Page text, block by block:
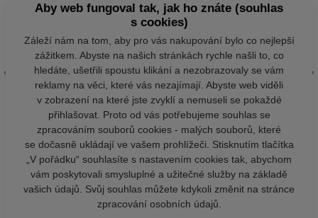
Aby web fungoval tak, jak ho znáte (souhlas
s cookies)
Záleží nám na tom, aby pro vás nakupování bylo co nejlepší
zážitkem. Abyste na našich stránkách rychle našli to, co
hledáte, ušetřili spoustu klikání a nezobrazovaly se vám
reklamy na věci, které vás nezajímají. Abyste web viděli
v zobrazení na které jste zvyklí a nemuseli se pokaždé
přihlašovat. Proto od vás potřebujeme souhlas se
zpracováním souborů cookies - malých souborů, které
se dočasně ukládají ve vašem prohlížeči. Stisknutím tlačítka
„V pořádku“ souhlasíte s nastavením cookies tak, abychom
vám poskytovali smysluplné a užitečné služby na základě
vašich údajů. Svůj souhlas můžete kdykoli změnit na stránce
zpracování osobních údajů.